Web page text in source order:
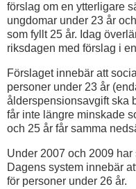
förslag om en ytterligare
ungdomar under 23 år
som fyllt 25 år. Idag
riksdagen med förslag i
Förslaget innebär att
personer under 23 år
ålderspensionsavgift ska
får inte längre minskade
och 25 år får samma
Under 2007 och 2009
Dagens system innebär
för personer under 26 år.